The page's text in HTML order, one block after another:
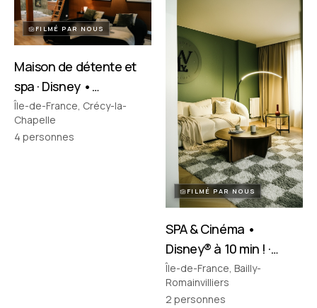
FILMÉ PAR NOUS
Maison de détente et
spa · Disney •
Crécy‑la‑Chapelle
Île-de-France, Crécy-la-
Chapelle
4 personnes
FILMÉ PAR NOUS
SPA & Cinéma •
Disney® à 10 min ! ·
Bailly-Romainvilliers
Île-de-France, Bailly-
Romainvilliers
2 personnes